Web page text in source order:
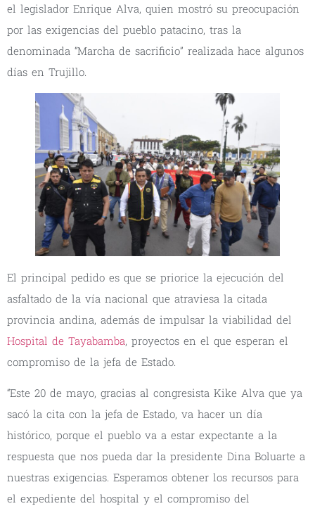
el legislador Enrique Alva, quien mostró su preocupación
por las exigencias del pueblo patacino, tras la
denominada “Marcha de sacrificio” realizada hace algunos
días en Trujillo.
El principal pedido es que se priorice la ejecución del
asfaltado de la vía nacional que atraviesa la citada
provincia andina, además de impulsar la viabilidad del
Hospital de Tayabamba, proyectos en el que esperan el
compromiso de la jefa de Estado.
“Este 20 de mayo, gracias al congresista Kike Alva que ya
sacó la cita con la jefa de Estado, va hacer un día
histórico, porque el pueblo va a estar expectante a la
respuesta que nos pueda dar la presidente Dina Boluarte a
nuestras exigencias. Esperamos obtener los recursos para
el expediente del hospital y el compromiso del